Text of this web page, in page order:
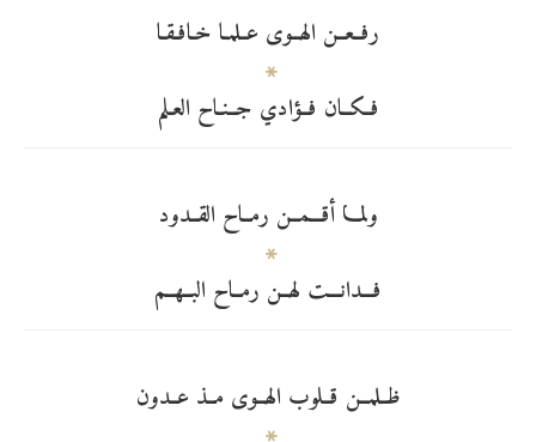
رفــعــن الهــوى عــلمـا خـافـقـا
فــكــان فــؤادي جــنـاح العـلم
ولمـــا أقـــمــن رمــاح القــدود
فـــدانـــت لهــن رمــاح البــهــم
ظــلمــن قــلوب الهــوى مــذ عــدون